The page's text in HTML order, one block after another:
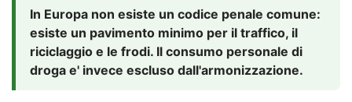
In Europa non esiste un codice penale comune:
esiste un pavimento minimo per il traffico, il
riciclaggio e le frodi. Il consumo personale di
droga e' invece escluso dall'armonizzazione.